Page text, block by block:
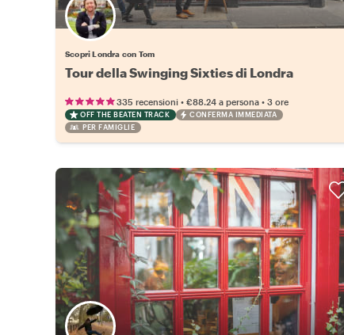
Scopri Londra con Tom
Tour della Swinging Sixties di Londra
335 recensioni • €88.24 a persona • 3 ore
OFF THE BEATEN TRACK
CONFERMA IMMEDIATA
PER FAMIGLIE